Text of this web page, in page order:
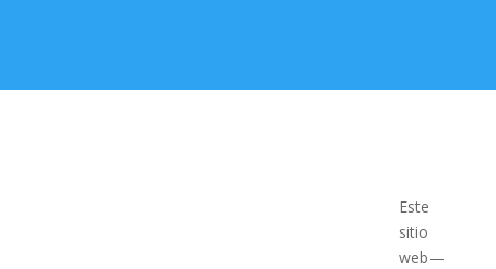
Este
sitio
web—